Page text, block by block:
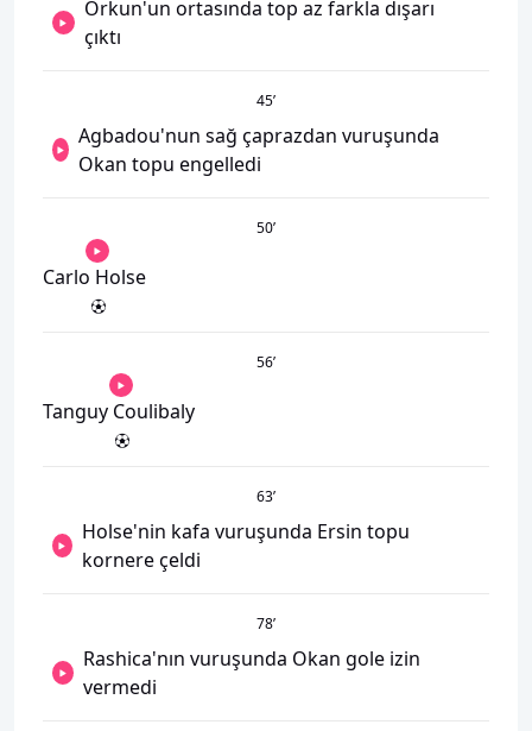
Orkun'un ortasında top az farkla dışarı
çıktı
45’
Agbadou'nun sağ çaprazdan vuruşunda
Okan topu engelledi
50’
Carlo Holse
56’
Tanguy Coulibaly
63’
Holse'nin kafa vuruşunda Ersin topu
kornere çeldi
78’
Rashica'nın vuruşunda Okan gole izin
vermedi